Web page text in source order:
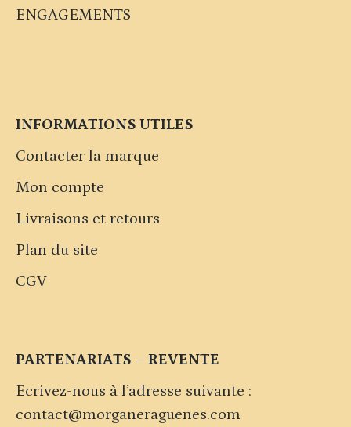
ENGAGEMENTS
INFORMATIONS UTILES
Contacter la marque
Mon compte
Livraisons et retours
Plan du site
CGV
PARTENARIATS – REVENTE
Ecrivez-nous à l’adresse suivante :
contact@morganeraguenes.com